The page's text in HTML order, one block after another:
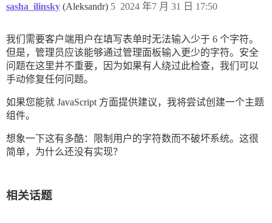
sasha_ilinsky (Aleksandr) 2024 年7 月 31 日 17:50
5
我们需要客户端用户在填写表单时无法输入少于 6 个字符。
但是，管理员应该能够通过管理面板输入更少的字符。安全
问题在这里并不重要，因为如果有人绕过此检查，我们可以
手动修复任何问题。
如果您能就 JavaScript 方面提供建议，我将尝试创建一个主题
组件。
想象一下这有多酷：限制用户的字符数而不破坏系统。这很
简单，为什么还没有实现？
相关话题